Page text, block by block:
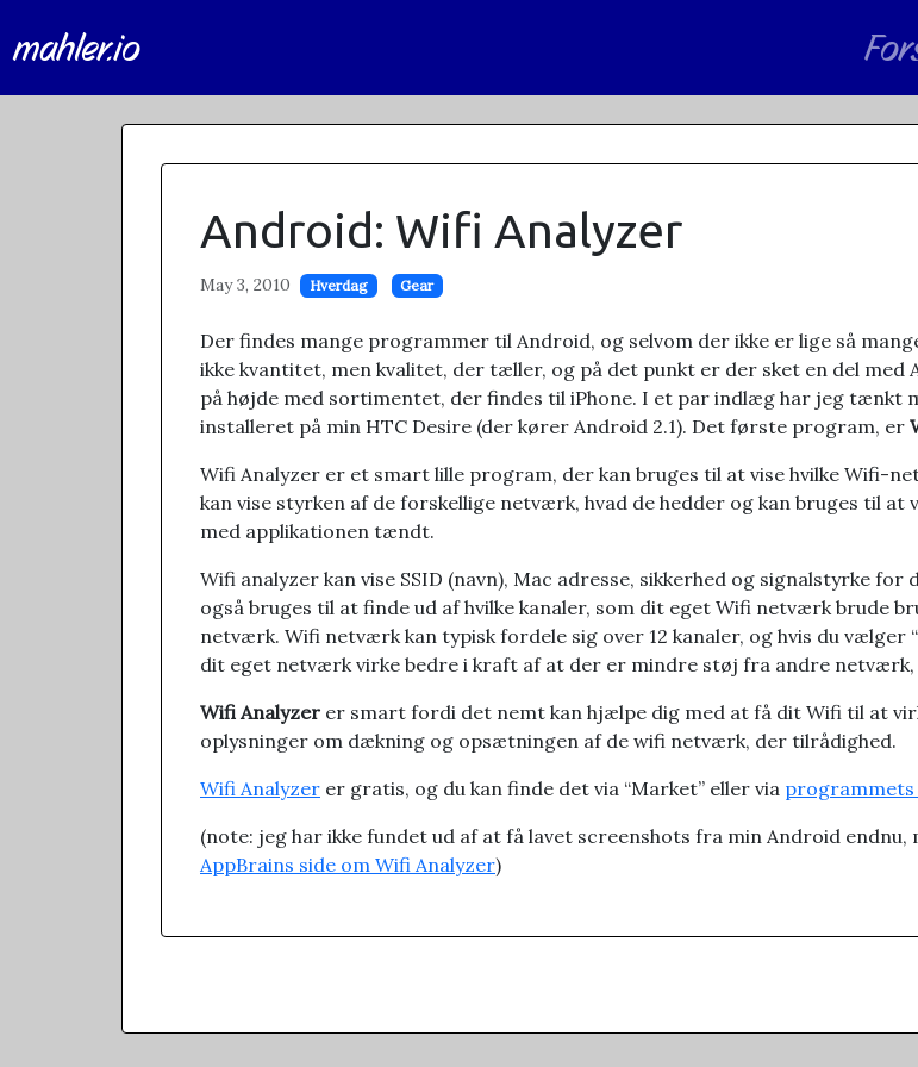
mahler.io
Android: Wifi Analyzer
May 3, 2010 Hverdag Gear
Der findes mange programmer til Android, og selvom der ikke er lige så
ikke kvantitet, men kvalitet, der tæller, og på det punkt er der sket en del med
på højde med sortimentet, der findes til iPhone. I et par indlæg har jeg tænkt
installeret på min HTC Desire (der kører Android 2.1). Det første program, er
Wifi Analyzer er et smart lille program, der kan bruges til at vise hvilke Wifi-
kan vise styrken af de forskellige netværk, hvad de hedder og kan bruges til
med applikationen tændt.
Wifi analyzer kan vise SSID (navn), Mac adresse, sikkerhed og signalstyrke
også bruges til at finde ud af hvilke kanaler, som dit eget Wifi netværk brude
netværk. Wifi netværk kan typisk fordele sig over 12 kanaler, og hvis du vælger
dit eget netværk virke bedre i kraft af at der er mindre støj fra andre netværk,
Wifi Analyzer er smart fordi det nemt kan hjælpe dig med at få dit Wifi til at
oplysninger om dækning og opsætningen af de wifi netværk, der tilrådighed.
Wifi Analyzer er gratis, og du kan finde det via “Market” eller via programmets
(note: jeg har ikke fundet ud af at få lavet screenshots fra min Android endnu,
AppBrains side om Wifi Analyzer)